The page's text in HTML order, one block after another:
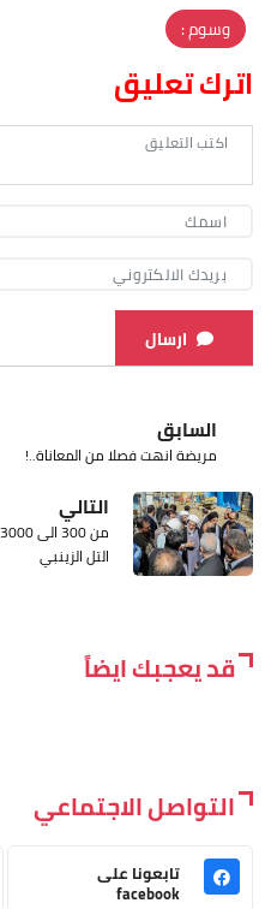
وسوم :
اترك تعليق
ارسال
السابق
مريضة انهت فصلا من المعاناة..!
التالي
التل الزينبي
قد يعجبك ايضاً
التواصل الاجتماعي
تابعونا على
facebook